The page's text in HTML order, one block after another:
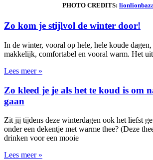
PHOTO CREDITS:
Zo kom je stijlvol de winter door!
In de winter, vooral op hele, hele koude
makkelijk, comfortabel en vooral warm. Het
Lees meer »
Zo kleed je je als het te koud is om
gaan
Zit jij tijdens deze winterdagen ook het liefst
onder een dekentje met warme thee? (Deze
drinken voor een mooie
Lees meer »